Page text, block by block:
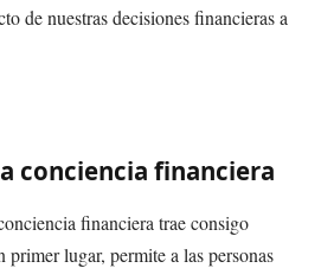
de nuestras decisiones financieras a
conciencia financiera
financiera trae consigo
lugar, permite a las personas